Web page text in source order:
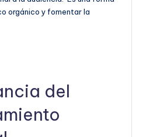
orgánico y fomentar la
del